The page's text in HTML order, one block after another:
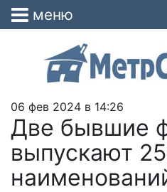
меню
06 фев 2024 в 14:26
Две бывшие
выпускают